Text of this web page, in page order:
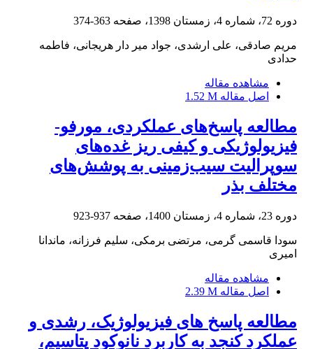
دوره 72، شماره 4، زمستان 1398، صفحه 363-374
مریم صادقی، علی ارشدی، جواد میر دار هریجانی، فاطمه
حدادی
مشاهده مقاله
اصل مقاله 1.52 M
مطالعه پاسخ‌های عملکردی، مورفو-
فیزیولوژیکی و کیفی ریز غده‌های
سوپرالیت سیب‌زمینی به پوشش‌های
مختلف بذر
دوره 23، شماره 4، زمستان 1400، صفحه 937-923
سودا قاسمی گرمی، مرتضی برمکی، سلیم فرزانه، ماندانا
امیری
مشاهده مقاله
اصل مقاله 2.39 M
مطالعه پاسخ های فیزیولوژیک، رشدی و
عملکرد کنجد به کاربرد نانوکود پتاسیم،